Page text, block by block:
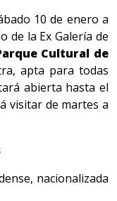
10 de enero a
de la Ex Galería de
Cultural de
apta para todas
abierta hasta el
visitar de martes a
nacionalizada